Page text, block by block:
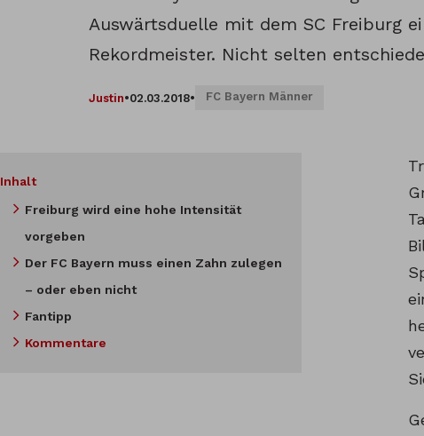
Auswärtsduelle mit dem SC Freiburg
Rekordmeister. Nicht selten
Justin•02.03.2018• FC Bayern Männer
Inhalt
Freiburg wird eine hohe Intensität
vorgeben
Der FC Bayern muss einen Zahn zulegen
– oder eben nicht
Fantipp
Kommentare